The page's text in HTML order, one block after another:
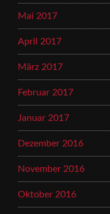
Mai 2017
April 2017
März 2017
Februar 2017
Januar 2017
Dezember 2016
November 2016
Oktober 2016